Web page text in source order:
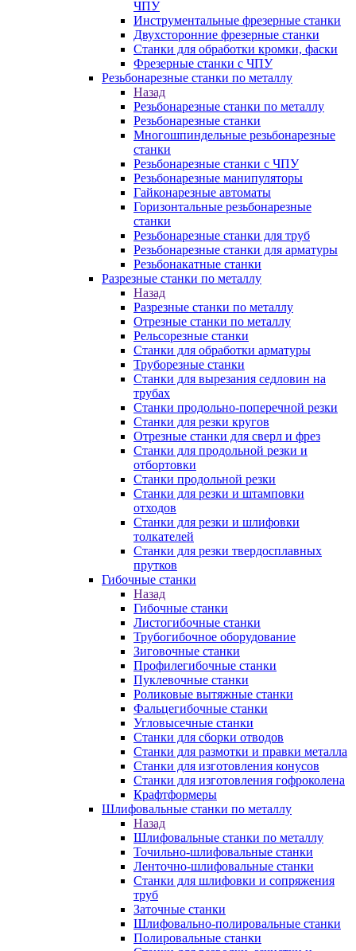
ЧПУ
Инструментальные фрезерные станки
Двухсторонние фрезерные станки
Станки для обработки кромки, фаски
Фрезерные станки с ЧПУ
Резьбонарезные станки по металлу
Назад
Резьбонарезные станки по металлу
Резьбонарезные станки
Многошпиндельные резьбонарезные
станки
Резьбонарезные станки с ЧПУ
Резьбонарезные манипуляторы
Гайконарезные автоматы
Горизонтальные резьбонарезные
станки
Резьбонарезные станки для труб
Резьбонарезные станки для арматуры
Резьбонакатные станки
Разрезные станки по металлу
Назад
Разрезные станки по металлу
Отрезные станки по металлу
Рельсорезные станки
Станки для обработки арматуры
Труборезные станки
Станки для вырезания седловин на
трубаx
Станки продольно-поперечной резки
Станки для резки кругов
Отрезные станки для сверл и фрез
Станки для продольной резки и
отбортовки
Станки продольной резки
Станки для резки и штамповки
отходов
Станки для резки и шлифовки
толкателей
Станки для резки твердосплавных
прутков
Гибочные станки
Назад
Гибочные станки
Листогибочные станки
Трубогибочное оборудование
Зиговочные станки
Профилегибочные станки
Пуклевочные станки
Роликовые вытяжные станки
Фальцегибочные станки
Угловысечные станки
Станки для сборки отводов
Станки для размотки и правки металла
Станки для изготовления конусов
Станки для изготовления гофроколена
Крафтформеры
Шлифовальные станки по металлу
Назад
Шлифовальные станки по металлу
Точильно-шлифовальные станки
Ленточно-шлифовальные станки
Станки для шлифовки и сопряжения
труб
Заточные станки
Шлифовально-полировальные станки
Полировальные станки